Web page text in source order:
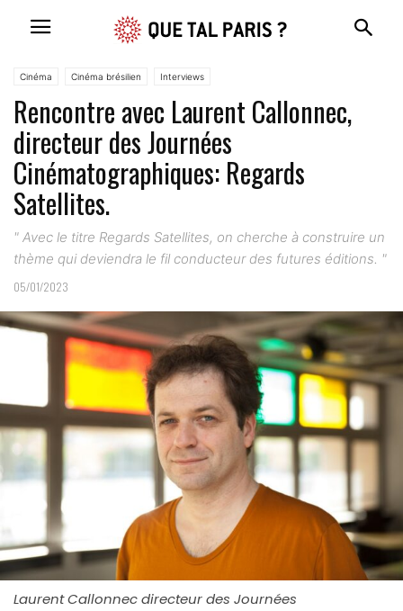
Cinéma Cinéma brésilien Interviews
Rencontre avec Laurent Callonnec,
directeur des Journées
Cinématographiques: Regards
Satellites.
" Avec le titre Regards Satellites, on cherche à construire un
thème qui deviendra le fil conducteur des futures éditions. "
05/01/2023
Laurent Callonnec directeur des Journées